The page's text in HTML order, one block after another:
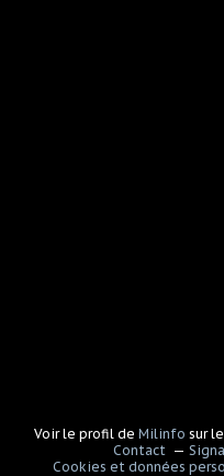
Voir le profil deMilinfo sur
Contact
Cookies et données